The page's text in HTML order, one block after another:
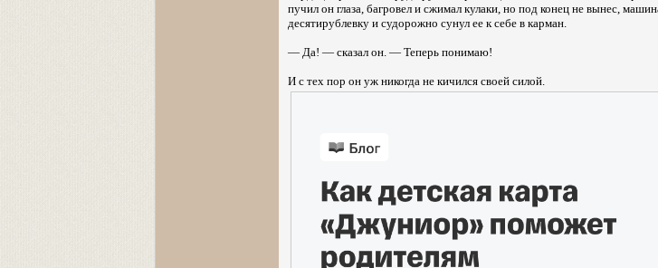
пучил он глаза, багровел и сжимал кулаки, но под конец не вынес,
десятирублевку и судорожно сунул ее к себе в карман.
— Да! — сказал он. — Теперь понимаю!
И с тех пор он уж никогда не кичился своей силой.